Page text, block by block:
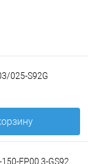
025-S92G
150-EP00,3-GS92